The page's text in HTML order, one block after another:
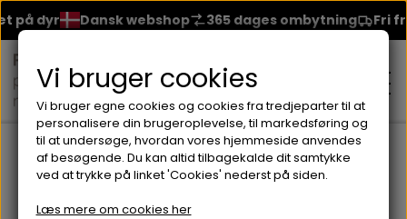
dyr Dansk webshop 365 dages ombytning Fri
MAKEUP
Forside Brands Bakel Skincare Creme fra Bakel Refill
Vi bruger cookies
Vi bruger egne cookies og cookies fra tredjeparter til at
personalisere din brugeroplevelse, til markedsføring og
til at undersøge, hvordan vores hjemmeside anvendes
af besøgende. Du kan altid tilbagekalde dit samtykke
ved at trykke på linket 'Cookies' nederst på siden.
Læs mere om cookies her